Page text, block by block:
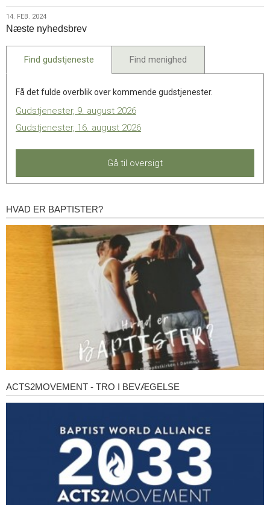
2024
14.
feb.
2024
14. FEB. 2024
Næste nyhedsbrev
Find gudstjeneste Find menighed
Få det fulde overblik over kommende gudstjenester.
Gudstjenester, 9. august 2026
Gudstjenester, 16. august 2026
Gå til oversigt
Hvad
er
HVAD ER BAPTISTER?
Acts2Movement
-
ACTS2MOVEMENT - TRO I BEVÆGELSE